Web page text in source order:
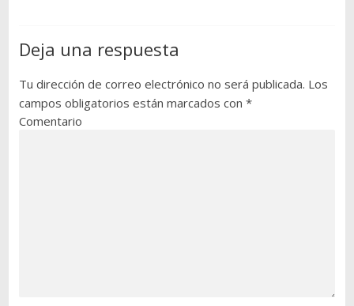
Deja una respuesta
Tu dirección de correo electrónico no será publicada. Los
campos obligatorios están marcados con *
Comentario